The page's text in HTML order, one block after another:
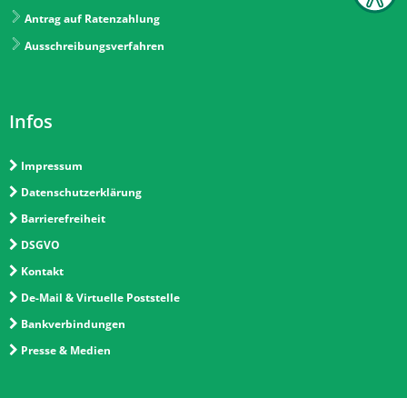
Antrag auf Ratenzahlung
Ausschreibungsverfahren
Infos
Impressum
Datenschutzerklärung
Barrierefreiheit
DSGVO
Kontakt
De-Mail & Virtuelle Poststelle
Bankverbindungen
Presse & Medien